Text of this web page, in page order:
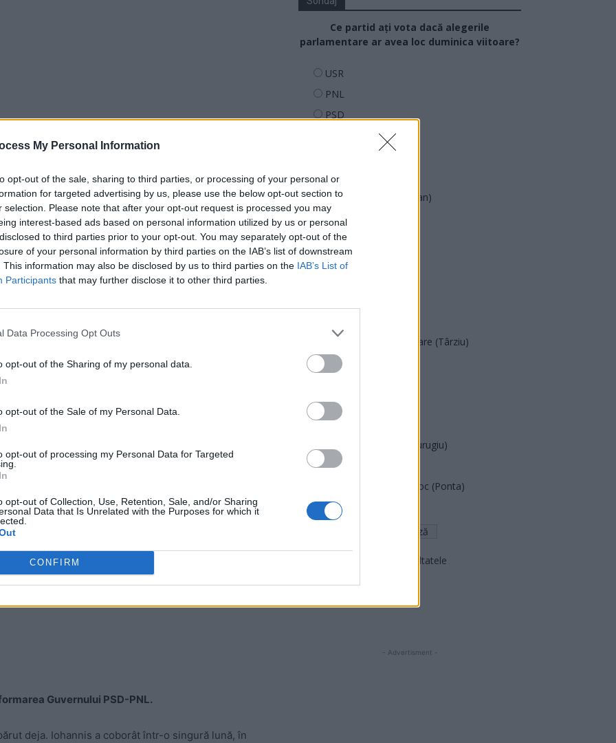
My Personal Information
opt-out of the sale, sharing to third parties, or processing of your personal or
for targeted advertising by us, please use the below opt-out section to
selection. Please note that after your opt-out request is processed you may
interest-based ads based on personal information utilized by us or personal
to third parties prior to your opt-out. You may separately opt-out of the
of your personal information by third parties on the IAB’s list of downstream
This information may also be disclosed by us to third parties on the IAB’s List of
Participants that may further disclose it to other third parties.
Data Processing Opt Outs
opt-out of the Sharing of my personal data.
opt-out of the Sale of my Personal Data.
opt-out of processing my Personal Data for Targeted
opt-out of Collection, Use, Retention, Sale, and/or Sharing
Data that Is Unrelated with the Purposes for which it
CONFIRM
al partidului, Ludovic Orban a făcut apel la
cu PSD, se va duce sub 10% în preferințele
confirmat și până acum, a concluzionat că alianța
clientelar (votanții fideli primarilor, membrii de
„Oamenii nu ne-au votat pe 6 decembrie să
rațională! Ce legătură este între PNL și fostul partid
liberali prezenți la ședință, conform
actual al liberalilor, i-a răspuns lui Orban să
săi, altfel îl va da afară din PNL la următorul Birou
-
Guvernului PSD-PNL.
deja. Iohannis a coborât într-o singură lună, în
Ce partid ați vota dacă alegerile
parlamentare ar avea loc duminica viitoare?
USR
PNL
PSD
PMP (Tomac)
Forța Dreptei (L. Orban)
PNȚMM
REPER
SENS
Acțiunea Conservatoare (Târziu)
PDF (Lazarus)
PNȚCD (Pavelescu)
PNCR (Terheș)
Partidul Patrioților (Surugiu)
FAR (Coarnă)
România pe Primul Loc (Ponta)
Altul
Arată rezultatele
- Advertisment -